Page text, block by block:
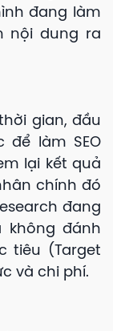
đang làm
nội dung ra
gian, đầu
làm SEO
lại kết quả
chính đó
đang
không đánh
tiêu (Target
và chi phí.